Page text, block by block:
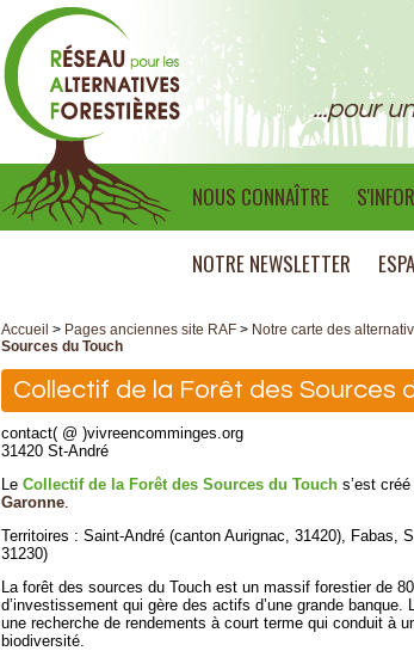
...pour
NOUS CONNAÎTRE
NOTRE NEWSLETTER
Accueil > Pages anciennes site RAF > Notre carte des
Sources du Touch
Collectif de la Forêt des Sources
contact( @ )vivreencomminges.org
31420 St-André
Le Collectif de la Forêt des Sources du Touch s’est
Garonne.
Territoires : Saint-André (canton Aurignac, 31420), Fabas,
31230)
La forêt des sources du Touch est un massif forestier de
d’investissement qui gère des actifs d’une grande
une recherche de rendements à court terme qui conduit à
biodiversité.